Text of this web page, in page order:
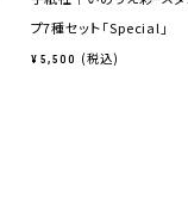
プ7種セット「Special」
¥ 5,500 税込